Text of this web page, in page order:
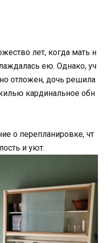
лет, когда мать н
ею. Однако, уч
отложен, дочь решила
кардинальное обн
о перепланировке, чт
и уют.